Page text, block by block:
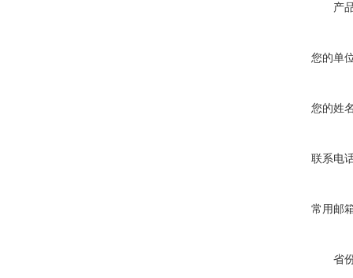
产
您的单
您的姓
联系电
常用邮
省